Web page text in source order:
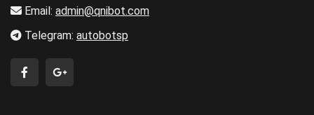
Email: admin@qnibot.com
Telegram: autobotsp